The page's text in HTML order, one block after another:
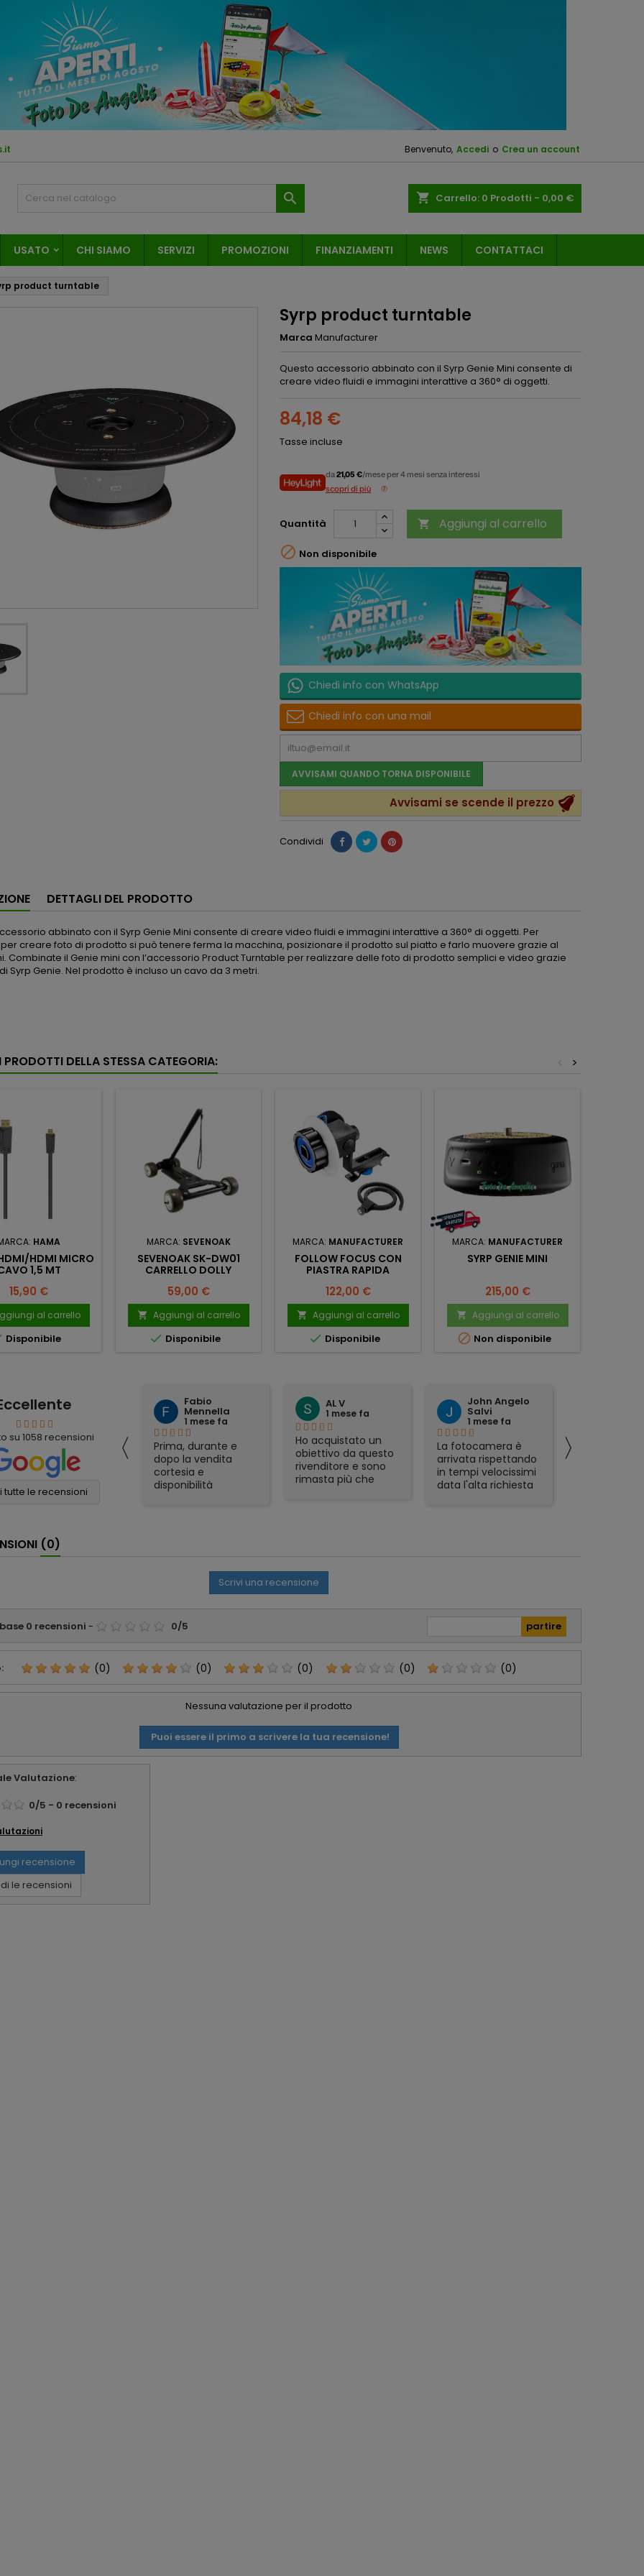
Benvenuto, Accedi o Crea un account
shopping_cart Carrello: 0 Prodotti - 0,00 €

USATO CHI SIAMO SERVIZI PROMOZIONI FINANZIAMENTI NEWS CONTATTACI
product turntable
Syrp product turntable
Marca Manufacturer
Questo accessorio abbinato con il Syrp Genie Mini consente di
creare video fluidi e immagini interattive a 360° di oggetti.
84,18 €
Tasse incluse
da21,05 €/mese per 4 mesi senza interessi
scopri di più
Quantità  Aggiungi al carrello
 Non disponibile
Chiedi info con WhatsApp
Chiedi info con una mail
AVVISAMI QUANDO TORNA DISPONIBILE
Avvisami se scende il prezzo
Condividi
DETTAGLI DEL PRODOTTO
abbinato con il Syrp Genie Mini consente di creare video fluidi e immagini interattive a 360° di oggetti. Per
creare foto di prodotto si può tenere ferma la macchina, posizionare il prodotto sul piatto e farlo muovere grazie al
Combinate il Genie mini con l’accessorio Product Turntable per realizzare delle foto di prodotto semplici e video grazie
Syrp Genie. Nel prodotto è incluso un cavo da 3 metri.
PRODOTTI DELLA STESSA CATEGORIA: >
<
HAMA
HDMI MICRO
1,5 MT
Prezzo
15,90 €
al carrello
Disponibile
MARCA: SEVENOAK
SEVENOAK SK-DW01
CARRELLO DOLLY
Prezzo
59,00 €
 Aggiungi al carrello
 Disponibile
MARCA: MANUFACTURER
FOLLOW FOCUS CON
PIASTRA RAPIDA
Prezzo
122,00 €
 Aggiungi al carrello
 Disponibile
MARCA: MANUFACTURER
SYRP GENIE MINI
Prezzo
215,00 €
 Aggiungi al carrello
 Non disponibile
su1058 recensioni
tutte le recensioni
〈
mauro simeoli
1 mese fa
Ho acquistato per
corrispondenza un
binocolo Nikon. Il
prezzo era il più
conveniente online
perfetto
Fabio
Mennella
1 mese fa
Prima, durante e
dopo la vendita
cortesia e
disponibilità
AL V
1 mese fa
Ho acquistato un
obiettivo da questo
rivenditore e sono
rimasta più che
consiglio, serio e
affidabile.
John Angelo
Salvi
1 mese fa
La fotocamera è
arrivata rispettando
in tempi velocissimi
data l'alta richiesta
〉
(0)
Scrivi una recensione
0 recensioni - 0/5
(0) (0) (0) (0) (0)
Nessuna valutazione per il prodotto
Puoi essere il primo a scrivere la tua recensione!
Valutazione:
0/5 - 0 recensioni
recensione
le recensioni